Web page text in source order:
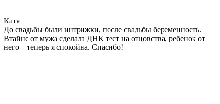
Катя
До свадьбы были интрижки, после свадьбы беременность.
Втайне от мужа сделала ДНК тест на отцовства, ребенок от
него – теперь я спокойна. Спасибо!